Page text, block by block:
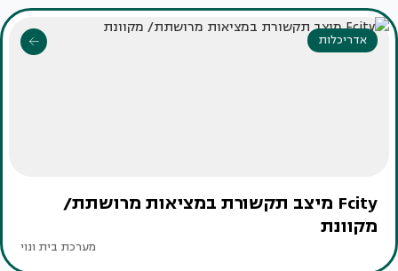
אדריכלות
Fcity מיצב תקשורת במציאות מרושתת/
מקוונת
מערכת בית ונוי